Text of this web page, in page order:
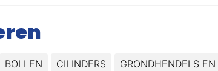
BOLLEN CILINDERS GRONDHENDELS